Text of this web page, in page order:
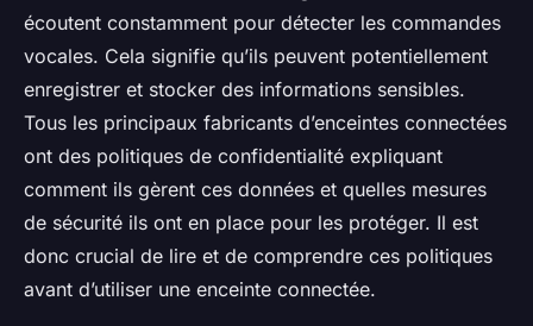
écoutent constamment pour détecter les commandes
vocales. Cela signifie qu’ils peuvent potentiellement
enregistrer et stocker des informations sensibles.
Tous les principaux fabricants d’enceintes connectées
ont des politiques de confidentialité expliquant
comment ils gèrent ces données et quelles mesures
de sécurité ils ont en place pour les protéger. Il est
donc crucial de lire et de comprendre ces politiques
avant d’utiliser une enceinte connectée.